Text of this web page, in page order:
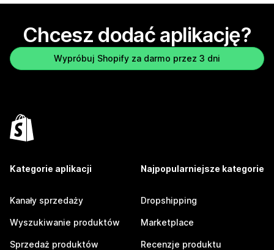
Chcesz dodać aplikację?
Wypróbuj Shopify za darmo przez 3 dni
Kategorie aplikacji
Kanały sprzedaży
Wyszukiwanie produktów
Sprzedaż produktów
Najpopularniejsze kategorie
Dropshipping
Marketplace
Recenzje produktu